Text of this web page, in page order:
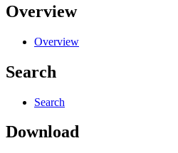
Overview
Overview
Search
Search
Download